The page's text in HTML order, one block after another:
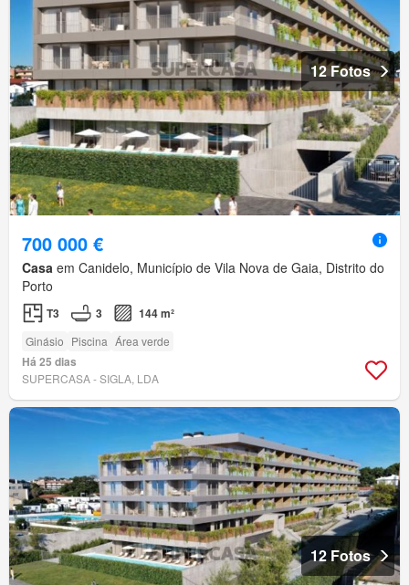
12 Fotos
700 000 €
Casa em Canidelo, Município de Vila Nova de Gaia, Distrito do
Porto
T3 3 144 m²
Ginásio Piscina Área verde
Há 25 dias
SUPERCASA - SIGLA, LDA
12 Fotos